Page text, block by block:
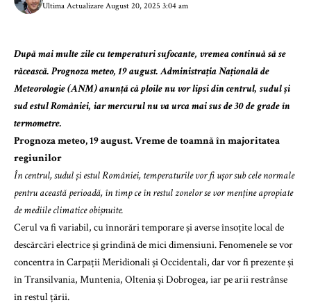
Ultima Actualizare August 20, 2025 3:04 am
După mai multe zile cu temperaturi sufocante, vremea continuă să se
răcească. Prognoza meteo, 19 august. Administrația Națională de
Meteorologie (ANM) anunță că ploile nu vor lipsi din centrul, sudul și
sud estul României, iar mercurul nu va urca mai sus de 30 de grade în
termometre.
Prognoza meteo, 19 august. Vreme de toamnă în majoritatea
regiunilor
În centrul, sudul și estul României, temperaturile vor fi ușor sub cele normale
pentru această perioadă, în timp ce în restul zonelor se vor menține apropiate
de mediile climatice obișnuite.
Cerul va fi variabil, cu înnorări temporare și averse însoțite local de
descărcări electrice și grindină de mici dimensiuni. Fenomenele se vor
concentra în Carpații Meridionali și Occidentali, dar vor fi prezente și
în Transilvania, Muntenia, Oltenia și Dobrogea, iar pe arii restrânse
în restul țării.